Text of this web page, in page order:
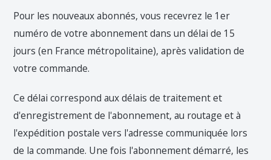
Pour les nouveaux abonnés, vous recevrez le 1er
numéro de votre abonnement dans un délai de 15
jours (en France métropolitaine), après validation de
votre commande.
Ce délai correspond aux délais de traitement et
d'enregistrement de l'abonnement, au routage et à
l'expédition postale vers l'adresse communiquée lors
de la commande. Une fois l'abonnement démarré, les